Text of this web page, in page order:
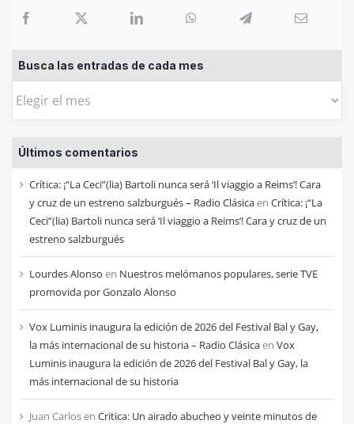
Busca las entradas de cada mes
Busca
entradas
de
cada
mes
Últimos comentarios
Crítica: ¡“La Ceci”(lia) Bartoli nunca será ‘Il viaggio a Reims’! Cara
y cruz de un estreno salzburgués – Radio Clásicaen Crítica: ¡“La
Ceci”(lia) Bartoli nunca será ‘Il viaggio a Reims’! Cara y cruz de un
estreno salzburgués
Lourdes Alonso en Nuestros melómanos populares, serie TVE
promovida por Gonzalo Alonso
Vox Luminis inaugura la edición de 2026 del Festival Bal y Gay,
la más internacional de su historia – Radio Clásicaen Vox
Luminis inaugura la edición de 2026 del Festival Bal y Gay, la
más internacional de su historia
Juan Carlosen Critica: Un airado abucheo y veinte minutos de